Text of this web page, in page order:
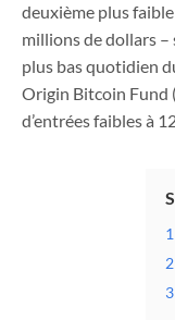
deuxième plus
millions de dollars –
plus bas quotidien
Origin Bitcoin Fund
d’entrées faibles à
1
2
3